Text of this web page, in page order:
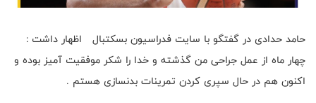
حامد حدادی در گفتگو‌ با سایت فدراسیون بسکتبال اظهار داشت :
چهار ماه از عمل جراحی من گذشته و خدا را شکر موفقیت آمیز بوده و
اکنون هم در حال سپری کردن تمرینات بدنسازی هستم .